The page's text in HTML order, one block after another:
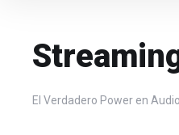
El Verdadero Power en